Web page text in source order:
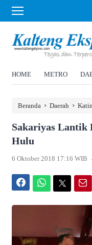
HOME METRO
Beranda › Daerah ›
Sakariyas Lantik
Hulu
6 Oktober 2018 17:16 WIB .